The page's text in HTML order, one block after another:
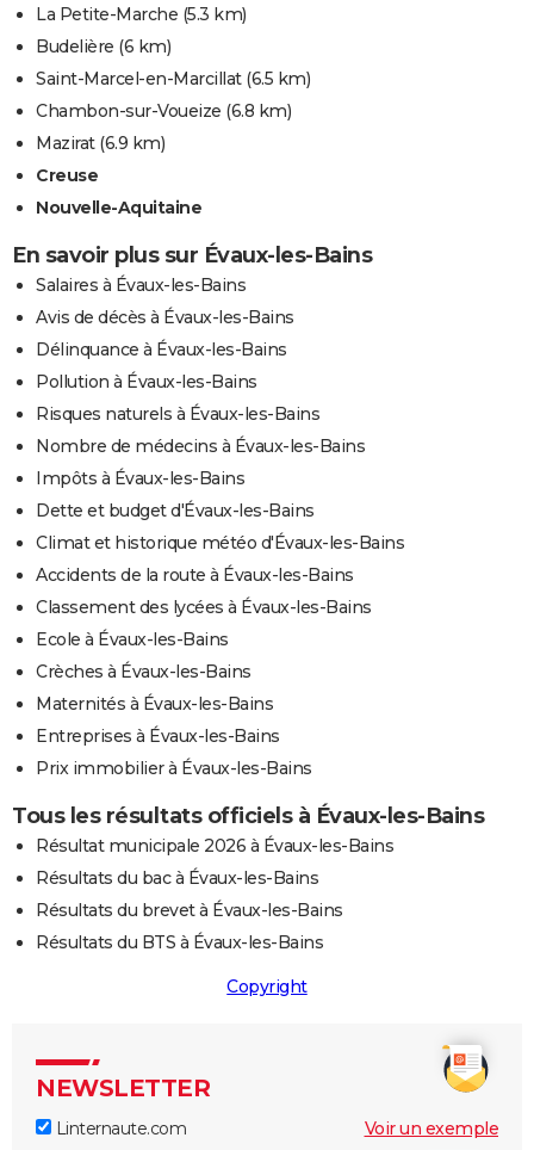
La Petite-Marche (5.3 km)
Budelière (6 km)
Saint-Marcel-en-Marcillat(6.5 km)
Chambon-sur-Voueize (6.8 km)
Mazirat(6.9 km)
Creuse
Nouvelle-Aquitaine
En savoir plus sur Évaux-les-Bains
Salaires à Évaux-les-Bains
Avis de décès à Évaux-les-Bains
Délinquance à Évaux-les-Bains
Pollution à Évaux-les-Bains
Risques naturels à Évaux-les-Bains
Nombre de médecins à Évaux-les-Bains
Impôts à Évaux-les-Bains
Dette et budget d'Évaux-les-Bains
Climat et historique météo d'Évaux-les-Bains
Accidents de la route à Évaux-les-Bains
Classement des lycées à Évaux-les-Bains
Ecole à Évaux-les-Bains
Crèches à Évaux-les-Bains
Maternités à Évaux-les-Bains
Entreprises à Évaux-les-Bains
Prix immobilier à Évaux-les-Bains
Tous les résultats officiels à Évaux-les-Bains
Résultat municipale 2026 à Évaux-les-Bains
Résultats du bac à Évaux-les-Bains
Résultats du brevet à Évaux-les-Bains
Résultats du BTS à Évaux-les-Bains
Copyright
NEWSLETTER
Linternaute.com Voir un exemple